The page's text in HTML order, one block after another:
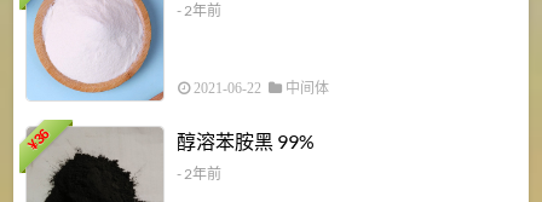
- 2年前
2021-06-22 中间体
¥
36 醇溶苯胺黑 99%
- 2年前